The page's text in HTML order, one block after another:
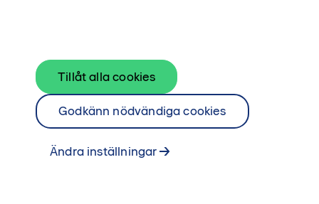
Startsida Järvastaden som har allt
Ändra inställningar
Godkänn nödvändiga cookies
Tillåt alla cookies